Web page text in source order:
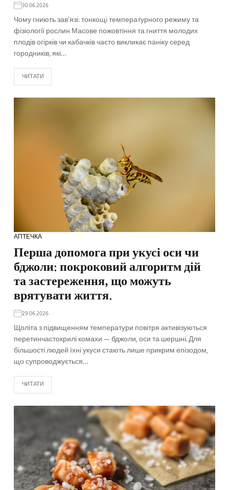
30.06.2026
Чому гниють зав’язі: тонкощі температурного режиму та
фізіології рослин Масове пожовтіння та гниття молодих
плодів огірків чи кабачків часто викликає паніку серед
городників, які…
ЧИТАТИ
АПТЕЧКА
Перша допомога при укусі оси чи
бджоли: покроковий алгоритм дій
та застереження, що можуть
врятувати життя.
29.06.2026
Щоліта з підвищенням температури повітря активізуються
перетинчастокрилі комахи — бджоли, оси та шершні. Для
більшості людей їхні укуси стають лише прикрим епізодом,
що супроводжується…
ЧИТАТИ